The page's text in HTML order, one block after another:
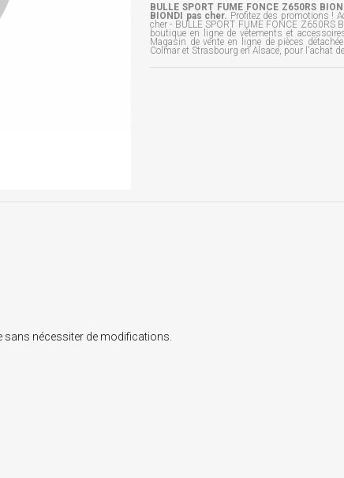
BULLE SPORT FUME FONCE Z650RS
BIONDI pas cher. Profitez des promotions !
cher - BULLE SPORT FUME FONCE Z650RS
boutique en ligne de vêtements et
Magasin de vente en ligne de pièces
Colmar et Strasbourg en Alsace, pour l'achat
sans nécessiter de modifications.